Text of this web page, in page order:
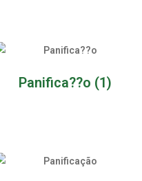
Panifica??o (1)